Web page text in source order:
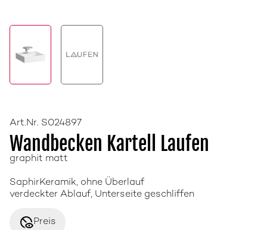
Art.Nr. S024897
Wandbecken Kartell Laufen
graphit matt
SaphirKeramik, ohne Überlauf
verdeckter Ablauf, Unterseite geschliffen
disabled_visiblePreis